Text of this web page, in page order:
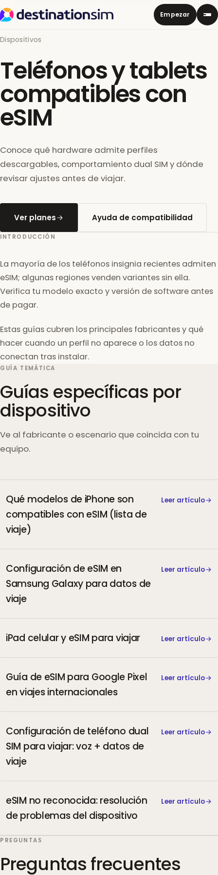
Empezar
Dispositivos
Teléfonos y tablets
compatibles con
eSIM
Conoce qué hardware admite perfiles
descargables, comportamiento dual SIM y dónde
revisar ajustes antes de viajar.
Ver planes Ayuda de compatibilidad
INTRODUCCIÓN
La mayoría de los teléfonos insignia recientes admiten
eSIM; algunas regiones venden variantes sin ella.
Verifica tu modelo exacto y versión de software antes
de pagar.
Estas guías cubren los principales fabricantes y qué
hacer cuando un perfil no aparece o los datos no
conectan tras instalar.
GUÍA TEMÁTICA
Guías específicas por
dispositivo
Ve al fabricante o escenario que coincida con tu
equipo.
Qué modelos de iPhone son
compatibles con eSIM (lista de
viaje)
Leer artículo
Configuración de eSIM en
Samsung Galaxy para datos de
viaje
Leer artículo
iPad celular y eSIM para viajar Leer artículo
Guía de eSIM para Google Pixel
en viajes internacionales
Leer artículo
Configuración de teléfono dual
SIM para viajar: voz + datos de
viaje
Leer artículo
eSIM no reconocida: resolución
de problemas del dispositivo
Leer artículo
PREGUNTAS
Preguntas frecuentes